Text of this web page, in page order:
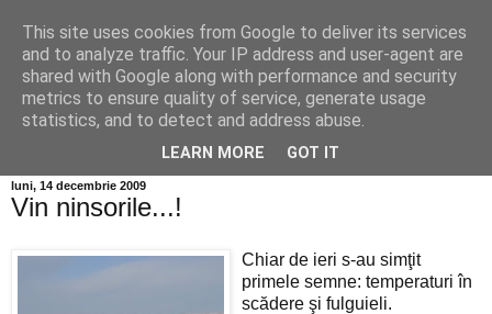
Info MILEANCA
BINE AȚI VENIT! *Jurnal online de informație și opinie;
Vineri 07 August, 2026
luni, 14 decembrie 2009
Vin ninsorile...!
Chiar de ieri s-au simţit
primele semne: temperaturi în
scădere şi fulguieli.
This site uses cookies from Google to deliver its services
and to analyze traffic. Your IP address and user-agent are
shared with Google along with performance and security
metrics to ensure quality of service, generate usage
statistics, and to detect and address abuse.
LEARN MORE GOT IT